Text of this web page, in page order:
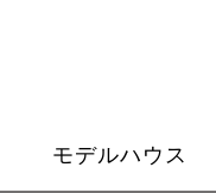
モデルハウス